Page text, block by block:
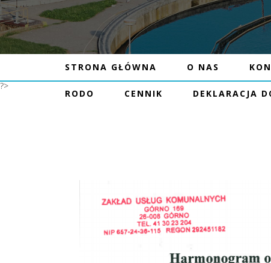
STRONA GŁÓWNA O NAS
RODO CENNIK DEKLARACJA
?>